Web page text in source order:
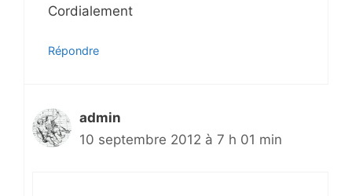
Cordialement
Répondre
admin
10 septembre 2012 à 7 h 01 min